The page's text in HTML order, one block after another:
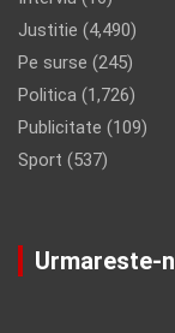
Justitie (4,490)
Pe surse (245)
Politica (1,726)
Publicitate (109)
Sport (537)
Urmareste-